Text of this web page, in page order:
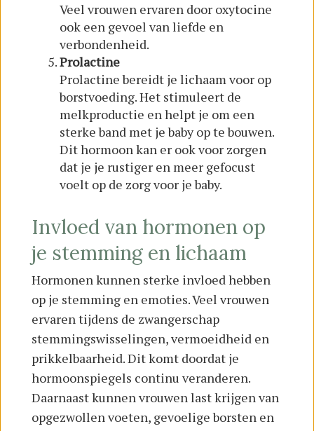
Veel vrouwen ervaren door oxytocine
ook een gevoel van liefde en
verbondenheid.
Prolactine
Prolactine bereidt je lichaam voor op
borstvoeding. Het stimuleert de
melkproductie en helpt je om een
sterke band met je baby op te bouwen.
Dit hormoon kan er ook voor zorgen
dat je je rustiger en meer gefocust
voelt op de zorg voor je baby.
Invloed van hormonen op
je stemming en lichaam
Hormonen kunnen sterke invloed hebben
op je stemming en emoties. Veel vrouwen
ervaren tijdens de zwangerschap
stemmingswisselingen, vermoeidheid en
prikkelbaarheid. Dit komt doordat je
hormoonspiegels continu veranderen.
Daarnaast kunnen vrouwen last krijgen van
opgezwollen voeten, gevoelige borsten en